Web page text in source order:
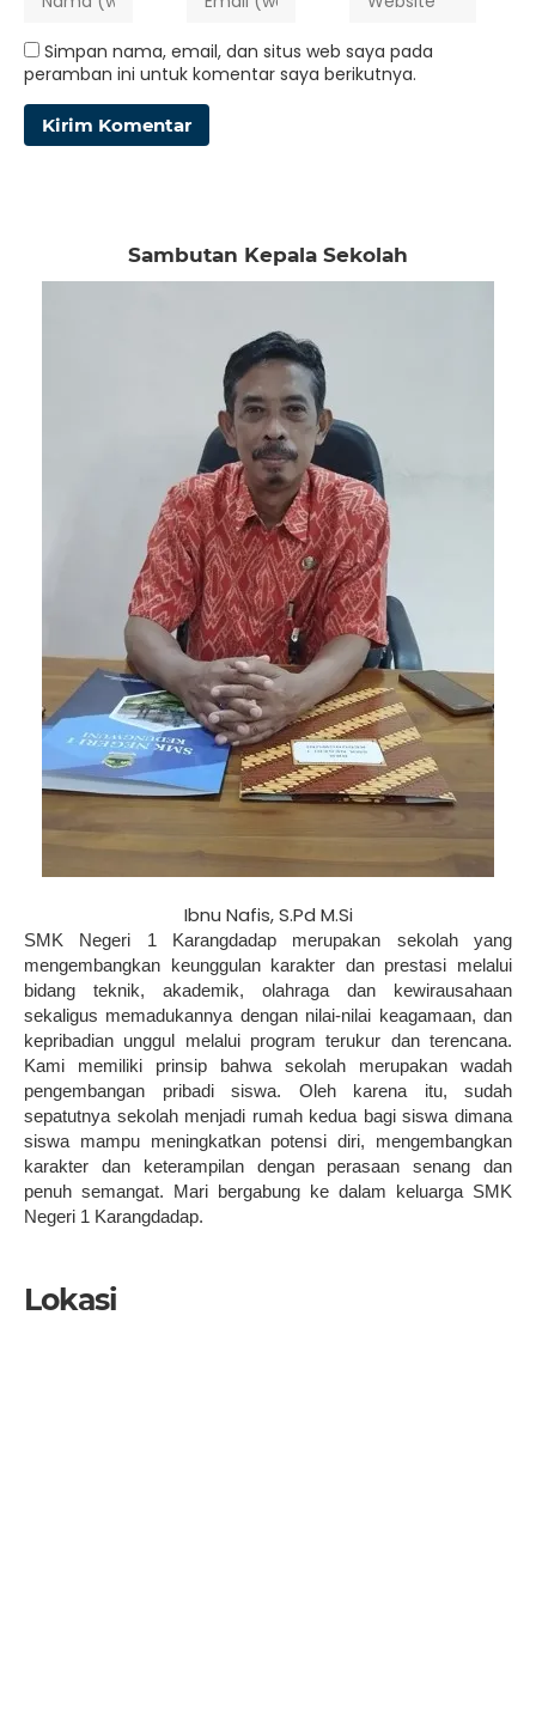
Simpan nama, email, dan situs web saya pada
peramban ini untuk komentar saya berikutnya.
Sambutan Kepala Sekolah
Ibnu Nafis, S.Pd M.Si
SMK Negeri 1 Karangdadap merupakan sekolah yang
mengembangkan keunggulan karakter dan prestasi melalui
bidang teknik, akademik, olahraga dan kewirausahaan
sekaligus memadukannya dengan nilai-nilai keagamaan, dan
kepribadian unggul melalui program terukur dan terencana.
Kami memiliki prinsip bahwa sekolah merupakan wadah
pengembangan pribadi siswa. Oleh karena itu, sudah
sepatutnya sekolah menjadi rumah kedua bagi siswa dimana
siswa mampu meningkatkan potensi diri, mengembangkan
karakter dan keterampilan dengan perasaan senang dan
penuh semangat. Mari bergabung ke dalam keluarga SMK
Negeri 1 Karangdadap.
Lokasi